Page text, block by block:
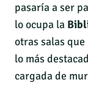
pasaría a ser
lo ocupa la
otras salas
lo más
cargada de